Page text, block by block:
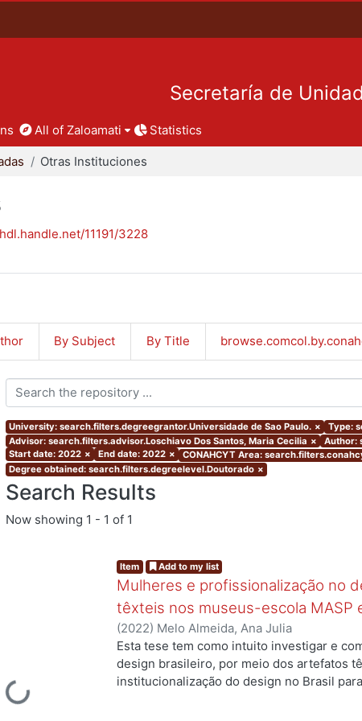
Secretaría de Unidad
All of Zaloamati Statistics
Otras Instituciones
11191/3228
By Subject By Title
University: search.filters.degreegrantor.Universidade de Sao Paulo. × Type:
Advisor: search.filters.advisor.Loschiavo Dos Santos, Maria Cecilia × Author:
Start date: 2022 × End date: 2022 × CONAHCYT Area:
Degree obtained: search.filters.degreelevel.Doutorado ×
Search Results
Now showing 1 - 1 of 1
Item Add to my list
Mulheres e profissionalização no
têxteis nos museus-escola MASP
(2022) Melo Almeida, Ana Julia
Esta tese tem como intuito investigar e
design brasileiro, por meio dos artefatos
institucionalização do design no Brasil